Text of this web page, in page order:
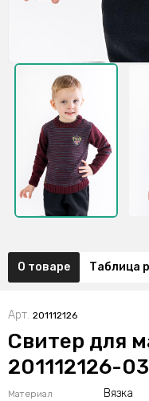
О товаре Таблица
Арт. 201112126
Свитер для
201112126-
Материал Вязка